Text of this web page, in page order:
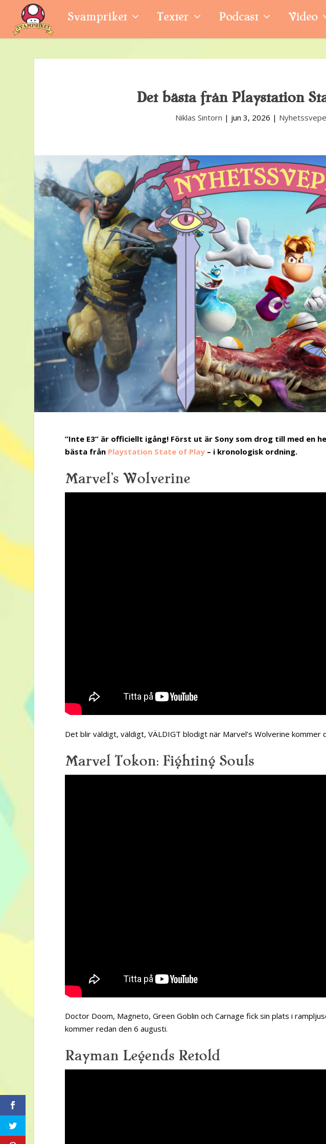
Svampriket Texter Podcast Video
Det bästa från Playstation
Niklas Sintorn | jun 3, 2026 |
”Inte E3” är officiellt igång! Först ut är Sony som drog till med en
bästa från Playstation State of Play – i kronologisk ordning.
Marvel’s Wolverine
Det blir väldigt, väldigt, VÄLDIGT blodigt när Marvel’s Wolverine kommer
Marvel Tokon: Fighting Souls
Doctor Doom, Magneto, Green Goblin och Carnage fick sin plats i
kommer redan den 6 augusti.
Rayman Legends Retold